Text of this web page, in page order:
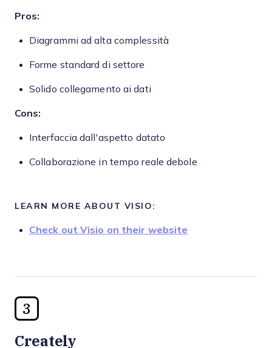
Pros:
Diagrammi ad alta complessità
Forme standard di settore
Solido collegamento ai dati
Cons:
Interfaccia dall'aspetto datato
Collaborazione in tempo reale debole
LEARN MORE ABOUT VISIO:
Check out Visio on their website
3
Creately